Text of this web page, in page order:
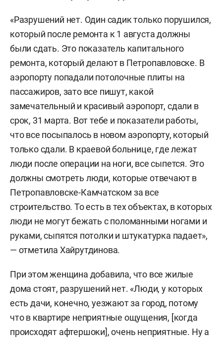
«Разрушений нет. Один садик только порушился,
который после ремонта к 1 августа должны
были сдать. Это показатель капитального
ремонта, который делают в Петропавловске. В
аэропорту попадали потолочные плиты на
пассажиров, зато все пишут, какой
замечательный и красивый аэропорт, сдали в
срок, 31 марта. Вот тебе и показатели работы,
что все посыпалось в новом аэропорту, который
только сдали. В краевой больнице, где лежат
люди после операции на ноги, все сыпется. Это
должны смотреть люди, которые отвечают в
Петропавловске-Камчатском за все
строительство. То есть в тех объектах, в которых
люди не могут бежать с поломанными ногами и
руками, сыпятся потолки и штукатурка падает»,
— отметила Хайрутдинова.
При этом женщина добавила, что все жилые
дома стоят, разрушений нет. «Люди, у которых
есть дачи, конечно, уезжают за город, потому
что в квартире неприятные ощущения, [когда
происходят афтершоки], очень неприятные. Ну а